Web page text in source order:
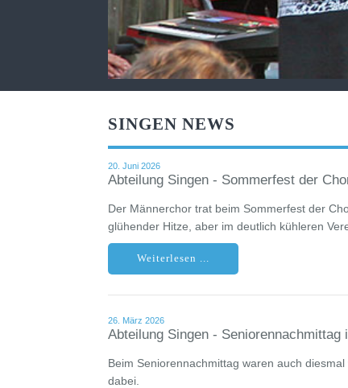
SINGEN NEWS
20. Juni 2026
Abteilung Singen - Sommerfest der
Der Männerchor trat beim Sommerfest der
glühender Hitze, aber im deutlich kühleren
Weiterlesen ...
26. März 2026
Abteilung Singen - Seniorennachmittag
Beim Seniorennachmittag waren auch
dabei.